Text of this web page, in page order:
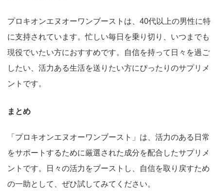
プロキオンエヌオーワンブーストは、40代以上の男性に特
に支持されています。忙しい毎日を乗り切り、いつまでも
現役でいたい方におすすめです。自信を持って日々を過ご
したい、活力ある生活を送りたい方にぴったりのサプリメ
ントです。
まとめ
「プロキオンエヌオーワンブースト」は、活力のある日常
をサポートするために厳選された成分を配合したサプリメ
ントです。日々の活力をブーストし、自信を取り戻すため
の一助として、ぜひ試してみてください。